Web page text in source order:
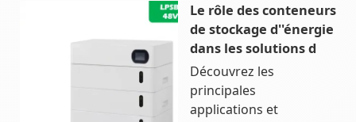
Le rôle des conteneurs
de stockage d''énergie
dans les solutions d
Découvrez les
principales
applications et